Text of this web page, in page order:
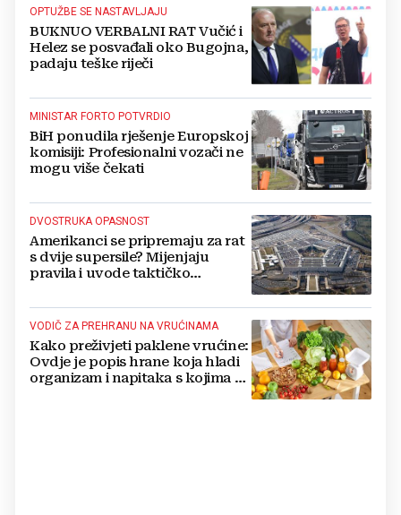
OPTUŽBE SE NASTAVLJAJU
BUKNUO VERBALNI RAT Vučić i
Helez se posvađali oko Bugojna,
padaju teške riječi
MINISTAR FORTO POTVRDIO
BiH ponudila rješenje Europskoj
komisiji: Profesionalni vozači ne
mogu više čekati
DVOSTRUKA OPASNOST
Amerikanci se pripremaju za rat
s dvije supersile? Mijenjaju
pravila i uvode taktičko
VODIČ ZA PREHRANU NA VRUĆINAMA
Kako preživjeti paklene vrućine:
Ovdje je popis hrane koja hladi
organizam i napitaka s kojima si